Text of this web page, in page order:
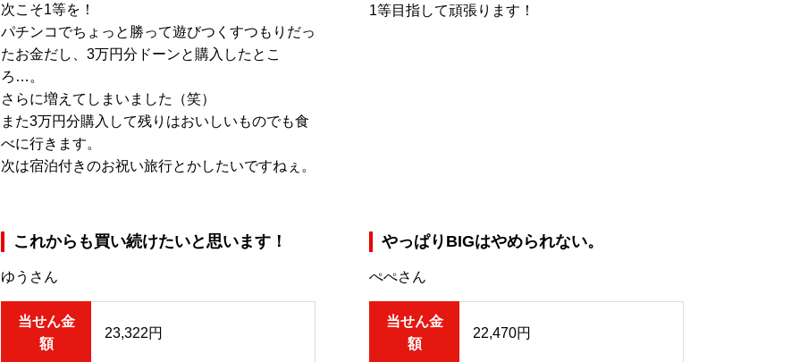
次こそ1等を！
パチンコでちょっと勝って遊びつくすつもりだっ
たお金だし、3万円分ドーンと購入したとこ
ろ…。
さらに増えてしまいました（笑）
また3万円分購入して残りはおいしいものでも食
べに行きます。
次は宿泊付きのお祝い旅行とかしたいですねぇ。
1等目指して頑張ります！
これからも買い続けたいと思います！
ゆうさん
当せん金
額
23,322円
やっぱりBIGはやめられない。
ぺぺさん
当せん金
額
22,470円